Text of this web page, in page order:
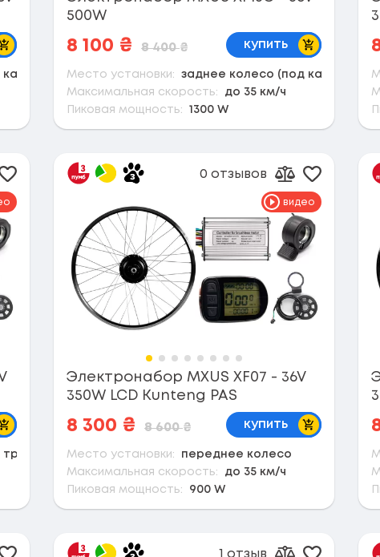
корзину
500W
8 100 ₴ 8 400₴ купить В корзину
Место установки:
заднее колесо (под кассету)
Максимальная скорость:
до 35 км/ч
Пиковая мощность:
1300 W
корзину
к сравнению
Добавить в избранное
Электронабор MXUS XF07 - 36V
350W LCD Kunteng PAS
8 300 ₴ 8 600₴
видео
купить В корзину
0 отзывов
Добавить к
Добавить
Место установки:
переднее колесо
Максимальная скорость:
до 35 км/ч
Пиковая мощность:
900 W
1 отзыв